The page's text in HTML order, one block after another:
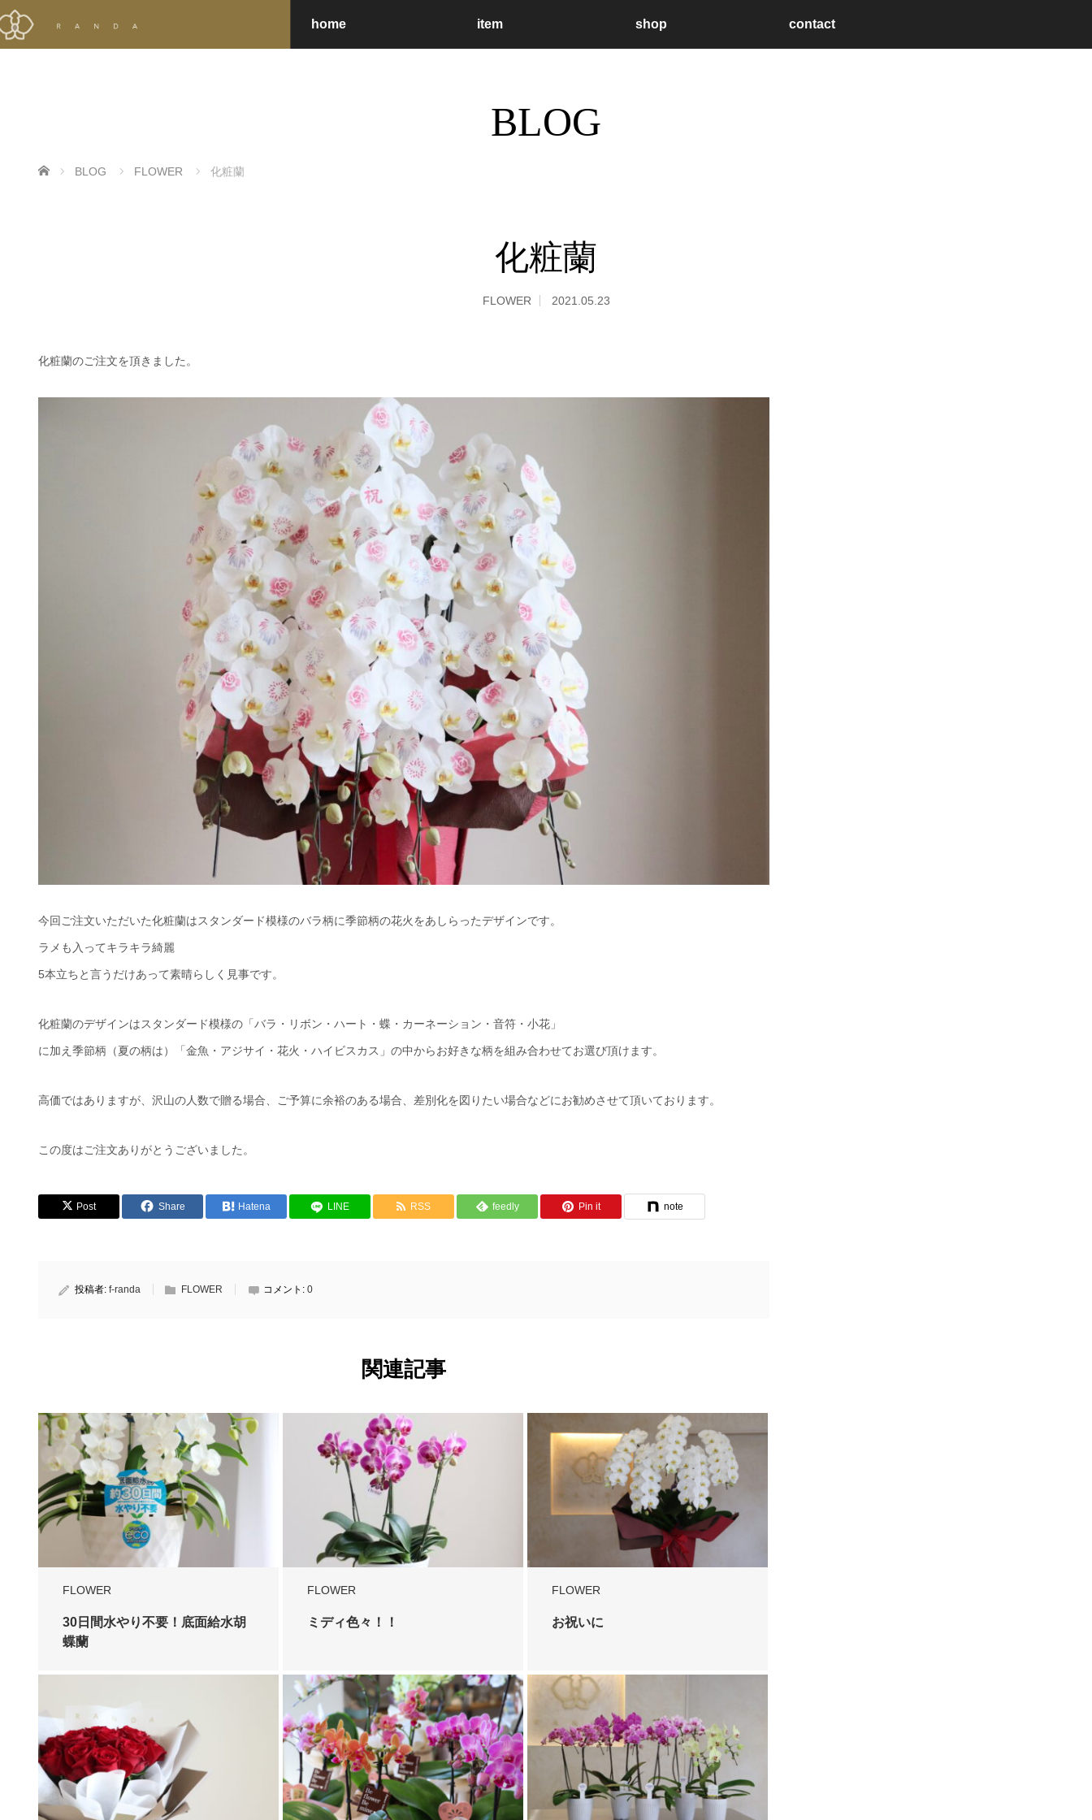
home item shop contact
BLOG
ホーム BLOG FLOWER 化粧蘭
化粧蘭
FLOWER 2021.05.23
化粧蘭のご注文を頂きました。
今回ご注文いただいた化粧蘭はスタンダード模様のバラ柄に季節柄の花火をあしらったデザインです。
ラメも入ってキラキラ綺麗
5本立ちと言うだけあって素晴らしく見事です。
化粧蘭のデザインはスタンダード模様の「バラ・リボン・ハート・蝶・カーネーション・音符・小花」
に加え季節柄（夏の柄は）「金魚・アジサイ・花火・ハイビスカス」の中からお好きな柄を組み合わせてお選び頂けます。
高価ではありますが、沢山の人数で贈る場合、ご予算に余裕のある場合、差別化を図りたい場合などにお勧めさせて頂いております。
この度はご注文ありがとうございました。
Post Share Hatena LINE RSS feedly Pin it note
投稿者: f-randa FLOWER コメント: 0
関連記事
FLOWER
30日間水やり不要！底面給水胡
蝶蘭
FLOWER
ミディ色々！！
FLOWER
お祝いに